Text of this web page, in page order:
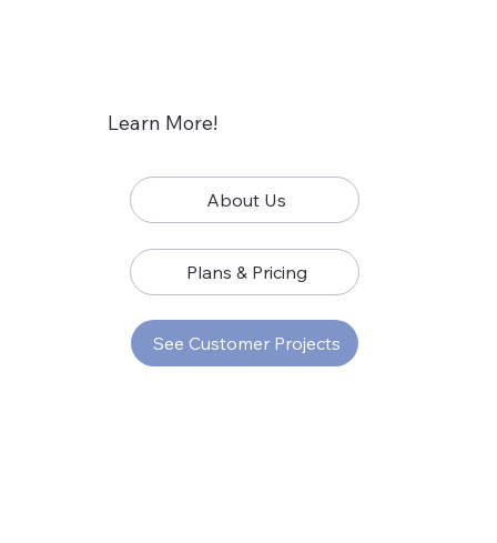
Learn More!
About Us
Plans & Pricing
See Customer Projects